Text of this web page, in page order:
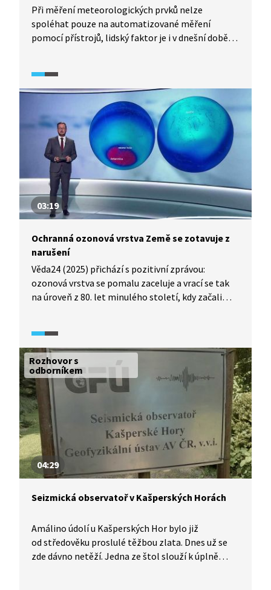
Při měření meteorologických prvků nelze
spoléhat pouze na automatizované měření
pomocí přístrojů, lidský faktor je i v dnešní době
u nás, dohlednost nebo typ srážek musí rozlišit
a udat do zprávy pozorovatel.
03:19
Ochranná ozonová vrstva Země se zotavuje z
narušení
Věda24 (2025) přichází s pozitivní zprávou:
ozonová vrstva se pomalu zaceluje a vrací se tak
na úroveň z 80. let minulého století, kdy začali
při výrobě lednic nebo sprejů.
Rozhovor s
odborníkem
04:29
Seizmická observatoř v Kašperských Horách
Amálino údolí u Kašperských Hor bylo již
od středověku proslulé těžbou zlata. Dnes už se
zde dávno netěží. Jedna ze štol slouží k úplně